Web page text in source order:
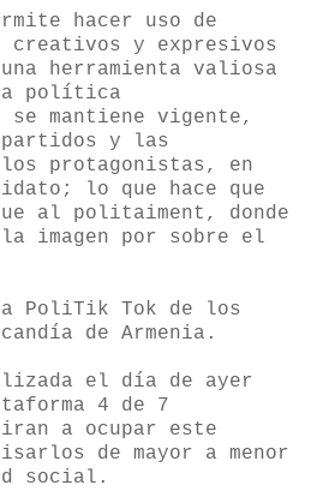
hacer uso de
creativos y expresivos
herramienta valiosa
política
se mantiene vigente,
y las
protagonistas, en
lo que hace que
al politaiment, donde
imagen por sobre el
la PoliTik Tok de los
de Armenia.
el día de ayer
4 de 7
a ocupar este
de mayor a menor
social.